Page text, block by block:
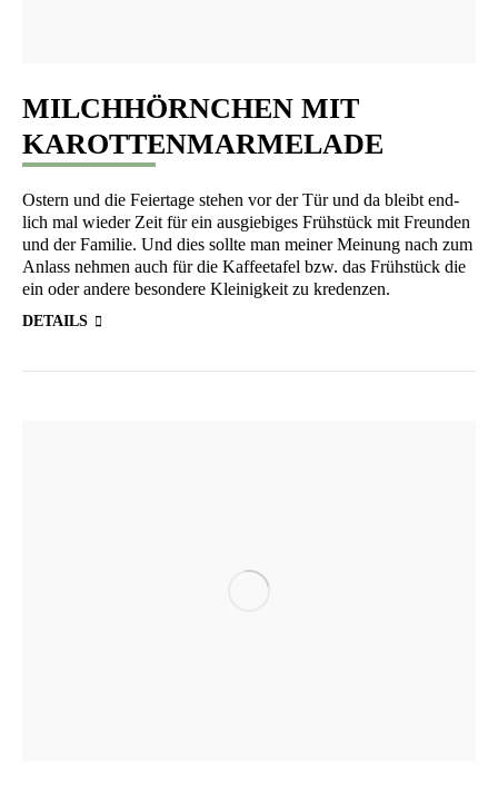
MILCHHÖRNCHEN MIT
KAROTTENMARMELADE
Ostern und die Fei­er­ta­ge ste­hen vor der Tür und da bleibt end­
lich mal wie­der Zeit für ein aus­gie­bi­ges Früh­stück mit Freun­den
und der Fami­lie. Und dies soll­te man mei­ner Mei­nung nach zum
Anlass neh­men auch für die Kaf­fee­ta­fel bzw. das Früh­stück die
ein oder ande­re beson­de­re Klei­nig­keit zu kredenzen.
DETAILS